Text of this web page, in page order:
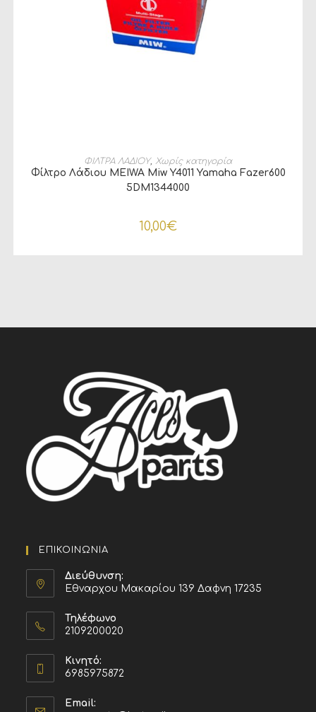
ΠΡΟΣΘΉΚΗ ΣΤΟ ΚΑΛΆΘΙ
ΦΙΛΤΡΑ ΛΑΔΙΟΥ, Χωρίς κατηγορία
Φίλτρο Λάδιου MEIWA Miw Y4011 Yamaha Fazer600
5DM1344000
10,00€
ΕΠΙΚΟΙΝΩΝΙΑ
Διεύθυνση:
Εθναρχου Μακαρίου 139 Δαφνη 17235
Τηλέφωνο
2109200020
Κινητό:
6985975872
Email: